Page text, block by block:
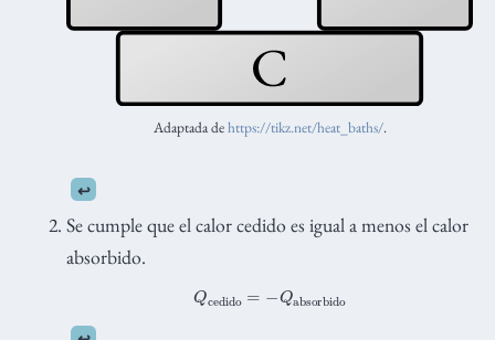
Adaptada dehttps://tikz.net/heat_baths/.
↩︎
Se cumple que el calor cedido es igual a menos el calor
absorbido.
Qcedido=− Qabsorbido